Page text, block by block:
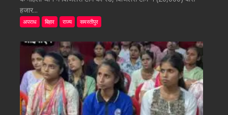
हजार...
अपराध बिहार राज्य समस्तीपुर